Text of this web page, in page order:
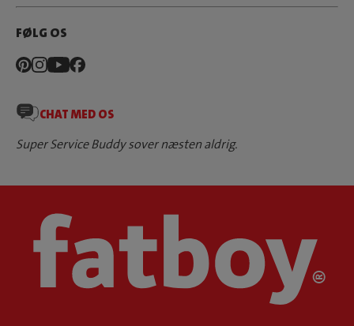
FØLG OS
CHAT MED OS
Super Service Buddy sover næsten aldrig.